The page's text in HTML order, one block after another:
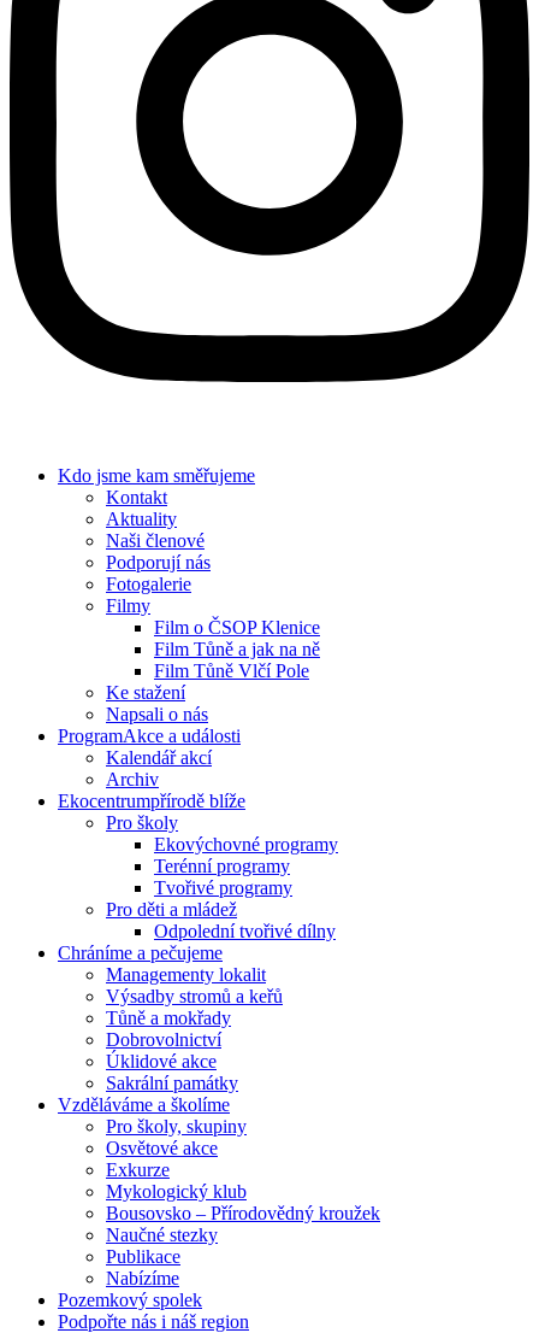
Kdo jsme kam směřujeme
Kontakt
Aktuality
Naši členové
Podporují nás
Fotogalerie
Filmy
Film o ČSOP Klenice
Film Tůně a jak na ně
Film Tůně Vlčí Pole
Ke stažení
Napsali o nás
ProgramAkce a události
Kalendář akcí
Archiv
Ekocentrumpřírodě blíže
Pro školy
Ekovýchovné programy
Terénní programy
Tvořivé programy
Pro děti a mládež
Odpolední tvořivé dílny
Chráníme a pečujeme
Managementy lokalit
Výsadby stromů a keřů
Tůně a mokřady
Dobrovolnictví
Úklidové akce
Sakrální památky
Vzděláváme a školíme
Pro školy, skupiny
Osvětové akce
Exkurze
Mykologický klub
Bousovsko – Přírodovědný kroužek
Naučné stezky
Publikace
Nabízíme
Pozemkový spolek
Podpořte nás i náš region